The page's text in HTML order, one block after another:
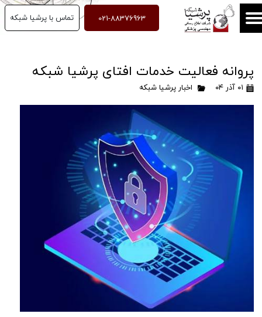
تماس با پرشیا شبکه 021-88376963
پروانه فعالیت خدمات افتای پرشیا شبکه
۰۱ آذر ۰۴ اخبار پرشیا شبکه